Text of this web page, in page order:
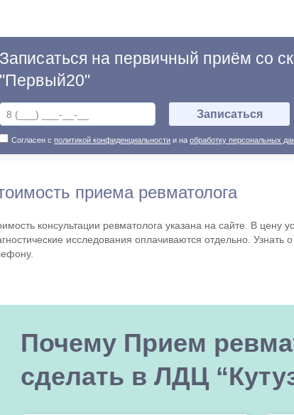
Записаться на первичный приём со
"Первый20"
Согласен с политикой конфиденциальности и на обработку персональных
приема ревматолога
консультации ревматолога указана на сайте. В цену
исследования оплачиваются отдельно.
Почему Прием
сделать в ЛДЦ